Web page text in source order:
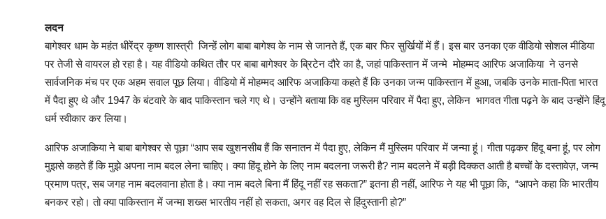
लदन
बागेश्वर धाम के महंत धीरेंद्र कृष्ण शास्त्री जिन्हें लोग बाबा बागेश्व के नाम से जानते हैं, एक बार फिर सुर्खियों में हैं। इस बार उनका एक वीडियो सोशल मीडिया
पर तेजी से वायरल हो रहा है। यह वीडियो कथित तौर पर बाबा बागेश्वर के ब्रिटेन दौरे का है, जहां पाकिस्तान में जन्मे मोहम्मद आरिफ अजाकिया ने उनसे
सार्वजनिक मंच पर एक अहम सवाल पूछ लिया। वीडियो में मोहम्मद आरिफ अजाकिया कहते हैं कि उनका जन्म पाकिस्तान में हुआ, जबकि उनके माता-पिता भारत
में पैदा हुए थे और 1947 के बंटवारे के बाद पाकिस्तान चले गए थे। उन्होंने बताया कि वह मुस्लिम परिवार में पैदा हुए, लेकिन भागवत गीता पढ़ने के बाद उन्होंने हिंदू
धर्म स्वीकार कर लिया।
आरिफ अजाकिया ने बाबा बागेश्वर से पूछा “आप सब खुशनसीब हैं कि सनातन में पैदा हुए, लेकिन मैं मुस्लिम परिवार में जन्मा हूं। गीता पढ़कर हिंदू बना हूं, पर लोग
मुझसे कहते हैं कि मुझे अपना नाम बदल लेना चाहिए। क्या हिंदू होने के लिए नाम बदलना जरूरी है? नाम बदलने में बड़ी दिक्कत आती है बच्चों के दस्तावेज़, जन्म
प्रमाण पत्र, सब जगह नाम बदलवाना होता है। क्या नाम बदले बिना मैं हिंदू नहीं रह सकता?” इतना ही नहीं, आरिफ ने यह भी पूछा कि, “आपने कहा कि भारतीय
बनकर रहो। तो क्या पाकिस्तान में जन्मा शख्स भारतीय नहीं हो सकता, अगर वह दिल से हिंदुस्तानी हो?”